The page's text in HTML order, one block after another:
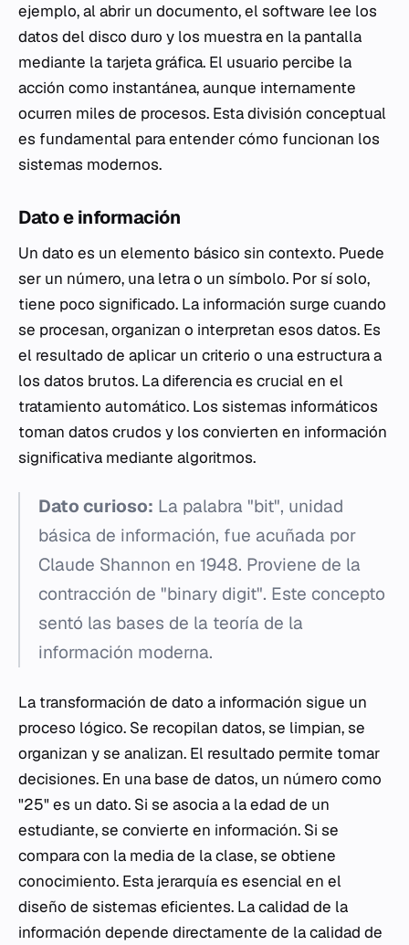
ejemplo, al abrir un documento, el software lee los
datos del disco duro y los muestra en la pantalla
mediante la tarjeta gráfica. El usuario percibe la
acción como instantánea, aunque internamente
ocurren miles de procesos. Esta división conceptual
es fundamental para entender cómo funcionan los
sistemas modernos.
Dato e información
Un dato es un elemento básico sin contexto. Puede
ser un número, una letra o un símbolo. Por sí solo,
tiene poco significado. La información surge cuando
se procesan, organizan o interpretan esos datos. Es
el resultado de aplicar un criterio o una estructura a
los datos brutos. La diferencia es crucial en el
tratamiento automático. Los sistemas informáticos
toman datos crudos y los convierten en información
significativa mediante algoritmos.
Dato curioso: La palabra "bit", unidad
básica de información, fue acuñada por
Claude Shannon en 1948. Proviene de la
contracción de "binary digit". Este concepto
sentó las bases de la teoría de la
información moderna.
La transformación de dato a información sigue un
proceso lógico. Se recopilan datos, se limpian, se
organizan y se analizan. El resultado permite tomar
decisiones. En una base de datos, un número como
"25" es un dato. Si se asocia a la edad de un
estudiante, se convierte en información. Si se
compara con la media de la clase, se obtiene
conocimiento. Esta jerarquía es esencial en el
diseño de sistemas eficientes. La calidad de la
información depende directamente de la calidad de